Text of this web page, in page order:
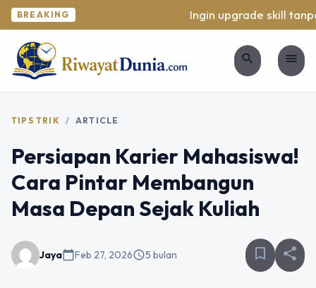
BREAKING Ingin upgrade skill
search menu
TIPS TRIK / ARTICLE
Persiapan Karier Mahasiswa!
Cara Pintar Membangun
Masa Depan Sejak Kuliah
Jayacalendar_todayFeb 27, 2026schedule5 bulan bookmark_border share